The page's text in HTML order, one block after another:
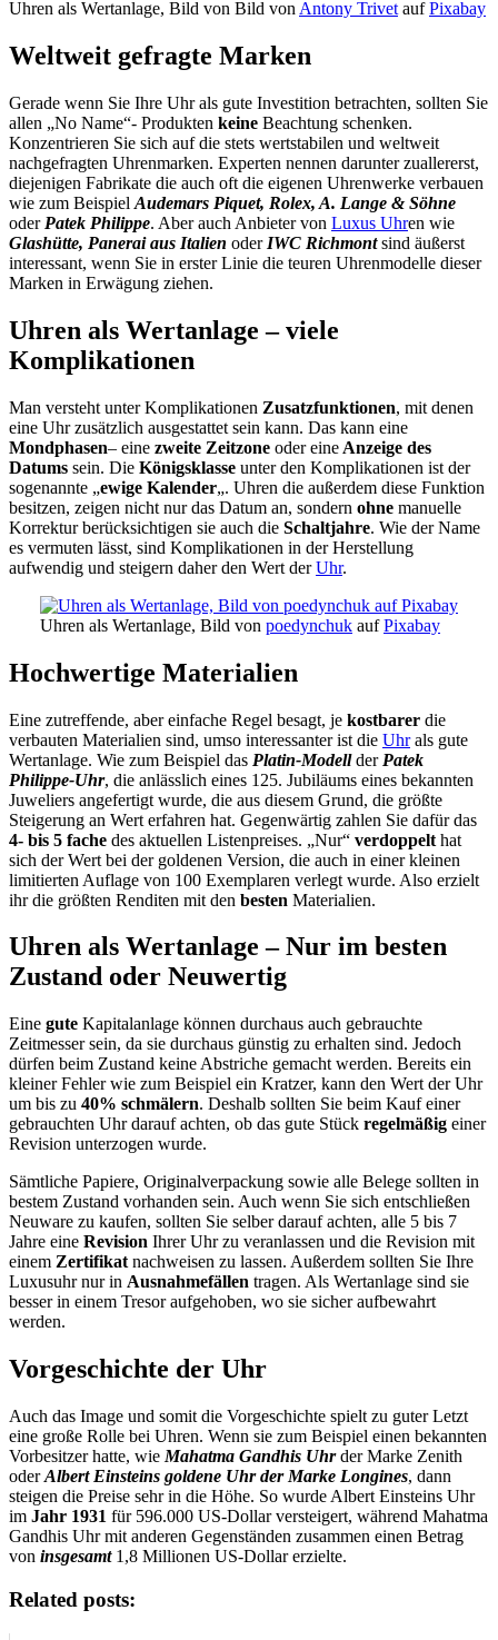
Uhren als Wertanlage, Bild von Bild von Antony Trivet aufPixabay
Weltweit gefragte Marken
Gerade wenn Sie Ihre Uhr als gute Investition betrachten, sollten Sie
allen „No Name“- Produkten keine Beachtung schenken.
Konzentrieren Sie sich auf die stets wertstabilen und weltweit
nachgefragten Uhrenmarken. Experten nennen darunter zuallererst,
diejenigen Fabrikate die auch oft die eigenen Uhrenwerke verbauen
wie zum Beispiel Audemars Piquet, Rolex, A. Lange & Söhne
oderPatek Philippe. Aber auch Anbieter von Luxus Uhren wie
Glashütte, Panerai aus Italien oderIWC Richmont sind äußerst
interessant, wenn Sie in erster Linie die teuren Uhrenmodelle dieser
Marken in Erwägung ziehen.
Uhren als Wertanlage – viele
Komplikationen
Man versteht unter Komplikationen Zusatzfunktionen, mit denen
eine Uhr zusätzlich ausgestattet sein kann. Das kann eine
Mondphasen– eine zweite Zeitzone oder eine Anzeige des
Datums sein. Die Königsklasse unter den Komplikationen ist der
sogenannte „ewige Kalender„. Uhren die außerdem diese Funktion
besitzen, zeigen nicht nur das Datum an, sondern ohne manuelle
Korrektur berücksichtigen sie auch die Schaltjahre. Wie der Name
es vermuten lässt, sind Komplikationen in der Herstellung
aufwendig und steigern daher den Wert derUhr.
Uhren als Wertanlage, Bild von poedynchuk aufPixabay
Hochwertige Materialien
Eine zutreffende, aber einfache Regel besagt, je kostbarer die
verbauten Materialien sind, umso interessanter ist die Uhrals gute
Wertanlage. Wie zum Beispiel das Platin-Modell der Patek
Philippe-Uhr, die anlässlich eines 125. Jubiläums eines bekannten
Juweliers angefertigt wurde, die aus diesem Grund, die größte
Steigerung an Wert erfahren hat. Gegenwärtig zahlen Sie dafür das
4- bis 5 fache des aktuellen Listenpreises. „Nur“ verdoppelt hat
sich der Wert bei der goldenen Version, die auch in einer kleinen
limitierten Auflage von 100 Exemplaren verlegt wurde. Also erzielt
ihr die größten Renditen mit den besten Materialien.
Uhren als Wertanlage – Nur im besten
Zustand oder Neuwertig
Eine gute Kapitalanlage können durchaus auch gebrauchte
Zeitmesser sein, da sie durchaus günstig zu erhalten sind. Jedoch
dürfen beim Zustand keine Abstriche gemacht werden. Bereits ein
kleiner Fehler wie zum Beispiel ein Kratzer, kann den Wert der Uhr
um bis zu 40% schmälern. Deshalb sollten Sie beim Kauf einer
gebrauchten Uhr darauf achten, ob das gute Stück regelmäßig einer
Revision unterzogen wurde.
Sämtliche Papiere, Originalverpackung sowie alle Belege sollten in
bestem Zustand vorhanden sein. Auch wenn Sie sich entschließen
Neuware zu kaufen, sollten Sie selber darauf achten, alle 5 bis 7
Jahre eine Revision Ihrer Uhr zu veranlassen und die Revision mit
einem Zertifikat nachweisen zu lassen. Außerdem sollten Sie Ihre
Luxusuhr nur in Ausnahmefällen tragen. Als Wertanlage sind sie
besser in einem Tresor aufgehoben, wo sie sicher aufbewahrt
werden.
Vorgeschichte der Uhr
Auch das Image und somit die Vorgeschichte spielt zu guter Letzt
eine große Rolle bei Uhren. Wenn sie zum Beispiel einen bekannten
Vorbesitzer hatte, wie Mahatma Gandhis Uhrder Marke Zenith
oderAlbert Einsteins goldene Uhr der Marke Longines, dann
steigen die Preise sehr in die Höhe. So wurde Albert Einsteins Uhr
im Jahr 1931 für 596.000 US-Dollar versteigert, während Mahatma
Gandhis Uhr mit anderen Gegenständen zusammen einen Betrag
von insgesamt1,8 Millionen US-Dollar erzielte.
Related posts: